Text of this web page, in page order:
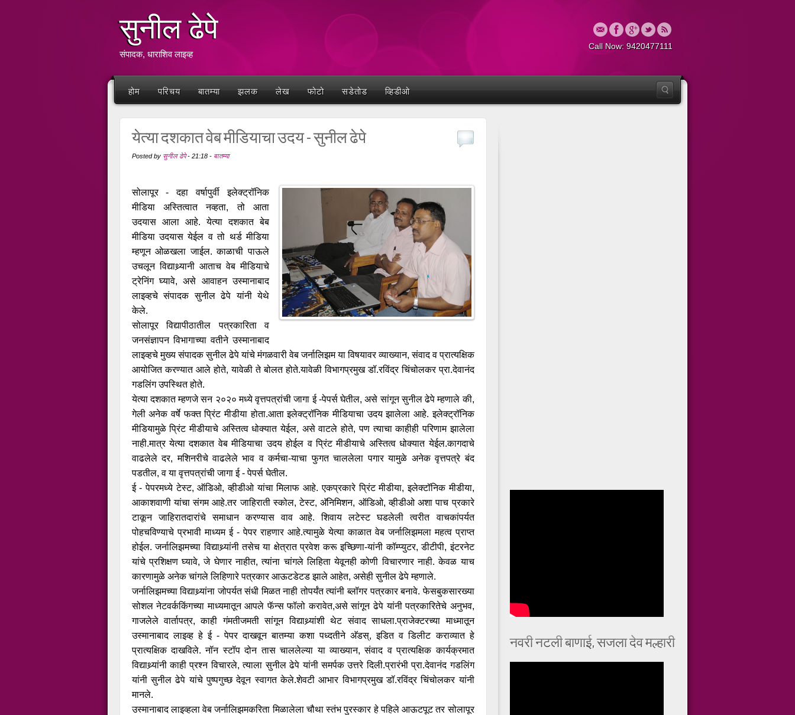
सुनील ढेपे
संपादक, धाराशिव लाइव्ह
Call Now: 9420477111
होम परिचय बातम्या झलक लेख फोटो सडेतोड व्हिडीओ
येत्या दशकात वेब मीडियाचा उदय - सुनील ढेपे
Posted by सुनील ढेपे - 21:18 - बातम्या
सोलापूर - दहा वर्षापुर्वी इलेक्ट्रॉनिक
मीडिया अस्तित्वात नव्हता, तो आता
उदयास आला आहे. येत्या दशकात बेब
मीडिया उदयास येईल व तो थर्ड मीडिया
म्हणून ओळखला जाईल. काळाची पाऊले
उचलून विद्याथ्र्यानी आताच वेब मीडियाचे
ट्रेनिंग घ्यावे, असे आवाहन उस्मानाबाद
लाइव्हचे संपादक सुनील ढेपे यांनी येथे
केले.
सोलापूर विद्यापीठातील पत्रकारिता व
जनसंज्ञापन विभागाच्या वतीने उस्मानाबाद
लाइव्हचे मुख्य संपादक सुनील ढेपे यांचे मंगळवारी वेब जर्नालिझम या विषयावर व्याख्यान, संवाद व प्रात्यक्षिक
आयोजित करण्यात आले होते, यावेळी ते बोलत होते.यावेळी विभागप्रमुख डॉ.रविंद्र चिंचोलकर प्रा.देवानंद
गडलिंग उपस्थित होते.
येत्या दशकात म्हणजे सन २०२० मध्ये वृत्तपत्रांची जागा ई -पेपर्स घेतील, असे सांगून सुनील ढेपे म्हणाले की,
गेली अनेक वर्षे फक्त प्रिंट मीडीया होता.आता इलेक्ट्रॉनिक मीडियाचा उदय झालेला आहे. इलेक्ट्रॉनिक
मीडियामुळे प्रिंट मीडीयाचे अस्तित्व धोक्यात येईल, असे वाटले होते, पण त्याचा काहीही परिणाम झालेला
नाही.मात्र येत्या दशकात वेब मीडियाचा उदय होईल व प्रिंट मीडीयाचे अस्तित्व धोक्यात येईल.कागदाचे
वाढलेले दर, मशिनरीचे वाढलेले भाव व कर्मचा-याचा फुगत चाललेला पगार यामुळे अनेक वृत्तपत्रे बंद
पडतील, व या वृत्तपत्रांची जागा ई - पेपर्स घेतील.
ई - पेपरमध्ये टेस्ट, ऑडिओ, व्हीडीओ यांचा मिलाफ आहे. एकप्रकारे प्रिंट मीडीया, इलेक्टॉनिक मीडीया,
आकाशवाणी यांचा संगम आहे.तर जाहिराती स्कोल, टेस्ट, अ‍ॅनिमिशन, ऑडिओ, व्हीडीओ अशा पाच प्रकारे
टाकून जाहिरातदारांचे समाधान करण्यास वाव आहे. शिवाय लटेस्ट घडलेली त्वरीत वाचकांपर्यत
पोहचविण्याचे प्रभावी माध्यम ई - पेपर राहणार आहे.त्यामुळे येत्या काळात वेब जर्नालिझमला महत्व प्राप्त
होईल. जर्नालिझमच्या विद्याथ्र्यांनी तसेच या क्षेत्रात प्रवेश करू इच्छिणा-यांनी कॉम्प्युटर, डीटीपी, इंटरनेट
यांचे प्रशिक्षण घ्यावे, जे घेणार नाहीत, त्यांना चांगले लिहिता येवूनही कोणी विचारणार नाही. केवळ याच
कारणामुळे अनेक चांगले लिहिणारे पत्रकार आऊटडेटड झाले आहेत, असेही सुनील ढेपे म्हणाले.
जर्नालिझमच्या विद्याथ्र्यांना जोपर्यत संधी मिळत नाही तोपर्यंत त्यांनी ब्लॉगर पत्रकार बनावे. फेसबुकसारख्या
सोशल नेटवर्ककिंगच्या माध्यमातून आपले फॅन्स फॉलो करावेत,असे सांगून ढेपे यांनी पत्रकारितेचे अनुभव,
गाजलेले वार्तापत्र, काही गंमतीजमती सांगून विद्याथ्र्यांशी थेट संवाद साधला.प्राजेक्टरच्या माध्मातून
उस्मानाबाद लाइव्ह हे ई - पेपर दाखवून बातम्या कशा पध्दतीने अ‍ॅडस्, इडित व डिलीट कराव्यात हे
प्रात्यक्षिक दाखविले. नॉन स्टॉप दोन तास चाललेल्या या व्याख्यान, संवाद व प्रात्यक्षिक कार्यक्रमात
विद्याथ्र्यांनी काही प्रश्न विचारले, त्याला सुनील ढेपे यांनी समर्पक उत्तरे दिली.प्रारंभी प्रा.देवानंद गडलिंग
यांनी सुनील ढेपे यांचे पुष्पगुच्छ देवून स्वागत केले.शेवटी आभार विभागप्रमुख डॉ.रविंद्र चिंचोलकर यांनी
मानले.
उस्मानाबाद लाइव्हला वेब जर्नालिझमकरिता मिळालेला चौथा स्तंभ पुरस्कार हे पहिले आऊटपूट तर सोलापूर
नवरी नटली बाणाई, सजला देव मल्हारी